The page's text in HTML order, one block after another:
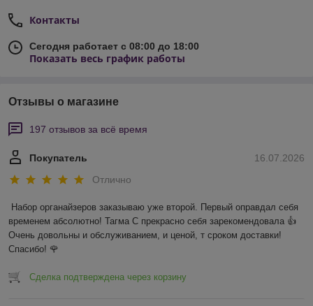
Контакты
Сегодня работает с 08:00 до 18:00
Показать весь график работы
Отзывы о магазине
197 отзывов за всё время
16.07.2026
Покупатель
Отлично
Набор органайзеров заказываю уже второй. Первый оправдал себя
временем абсолютно! Тагма С прекрасно себя зарекомендовала 👍
Очень довольны и обслуживанием, и ценой, т сроком доставки!
Спасибо! 🌹
Сделка подтверждена через корзину